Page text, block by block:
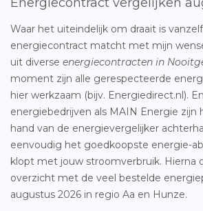
Waar het uiteindelijk om draait is
energiecontract matcht met mijn
uit diverse energiecontracten in
moment zijn alle gerespecteerde
hier werkzaam (bijv. Energiedirect.nl).
energiebedrijven als MAIN Energie zijn
hand van de energievergelijker
eenvoudig het goedkoopste energie-
klopt met jouw stroomverbruik. Hierna
overzicht met de veel bestelde
augustus 2026 in regio Aa en Hunze.